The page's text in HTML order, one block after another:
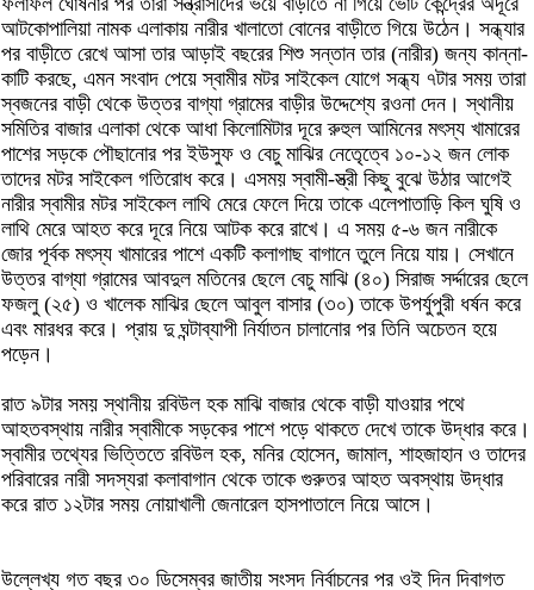
আটকোপালিয়া নামক এলাকায় নারীর খালাতো বোনের বাড়ীতে গিয়ে উঠেন। সন্ধ্যার
পর বাড়ীতে রেখে আসা তার আড়াই বছরের শিশু সন্তান তার (নারীর) জন্য কান্না-
কাটি করছে, এমন সংবাদ পেয়ে স্বামীর মটর সাইকেল যোগে সন্ধ্য ৭টার সময় তারা
স্বজনের বাড়ী থেকে উত্তর বাগ্যা গ্রামের বাড়ীর উদ্দেশ্যে রওনা দেন। স্থানীয়
সমিতির বাজার এলাকা থেকে আধা কিলোমিটার দূরে রুহুল আমিনের মৎস্য খামারের
পাশের সড়কে পৌছানোর পর ইউসুফ ও বেচু মাঝির নেতেৃত্বে ১০-১২ জন লোক
তাদের মটর সাইকেল গতিরোধ করে। এসময় স্বামী-স্ত্রী কিছু বুঝে উঠার আগেই
নারীর স্বামীর মটর সাইকেল লাথি মেরে ফেলে দিয়ে তাকে এলেপাতাড়ি কিল ঘুষি ও
লাথি মেরে আহত করে দূরে নিয়ে আটক করে রাখে। এ সময় ৫-৬ জন নারীকে
জোর পূর্বক মৎস্য খামারের পাশে একটি কলাগাছ বাগানে তুলে নিয়ে যায়। সেখানে
উত্তর বাগ্যা গ্রামের আবদুল মতিনের ছেলে বেচু মাঝি (৪০) সিরাজ সর্দ্দারের ছেলে
ফজলু (২৫) ও খালেক মাঝির ছেলে আবুল বাসার (৩০) তাকে উপর্যুপুরী ধর্ষন করে
এবং মারধর করে। প্রায় দু ঘন্টাব্যাপী নির্যাতন চালানোর পর তিনি অচেতন হয়ে
পড়েন।
রাত ৯টার সময় স্থানীয় রবিউল হক মাঝি বাজার থেকে বাড়ী যাওয়ার পথে
আহতবস্থায় নারীর স্বামীকে সড়কের পাশে পড়ে থাকতে দেখে তাকে উদ্ধার করে।
স্বামীর তথ্যের ভিত্তিতে রবিউল হক, মনির হোসেন, জামাল, শাহজাহান ও তাদের
পরিবারের নারী সদস্যরা কলাবাগান থেকে তাকে গুরুতর আহত অবস্থায় উদ্ধার
করে রাত ১২টার সময় নোয়াখালী জেনারেল হাসপাতালে নিয়ে আসে।
উল্লেখ্য গত বছর ৩০ ডিসেম্বর জাতীয় সংসদ নির্বাচনের পর ওই দিন দিবাগত